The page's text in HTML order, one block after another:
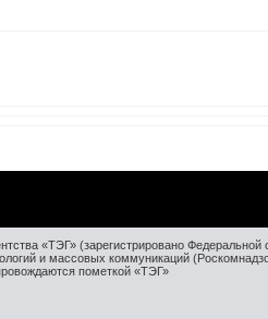
«ТЭГ» (зарегистрировано Федеральной
и массовых коммуникаций
пометкой «ТЭГ»